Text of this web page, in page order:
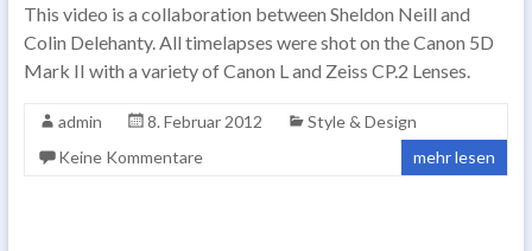
This video is a collaboration between Sheldon Neill and
Colin Delehanty. All timelapses were shot on the Canon 5D
Mark II with a variety of Canon L and Zeiss CP.2 Lenses.
admin 8. Februar 2012
Style & Design
Keine Kommentare
mehr lesen